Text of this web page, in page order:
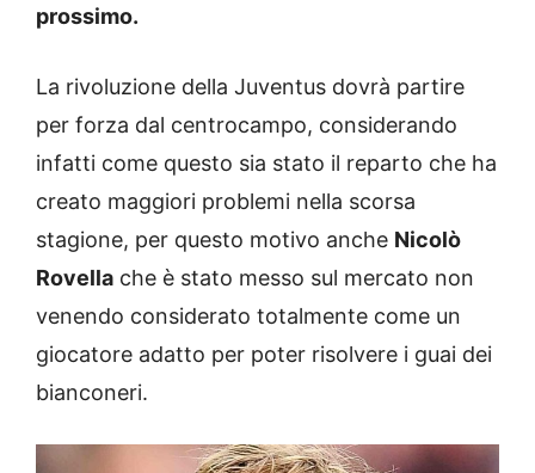
prossimo.
La rivoluzione della Juventus dovrà partire
per forza dal centrocampo, considerando
infatti come questo sia stato il reparto che ha
creato maggiori problemi nella scorsa
stagione, per questo motivo anche Nicolò
Rovella che è stato messo sul mercato non
venendo considerato totalmente come un
giocatore adatto per poter risolvere i guai dei
bianconeri.